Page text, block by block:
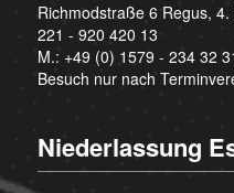
Richmodstraße 6 Regus,
221 - 920 420 13
M.: +49 (0) 1579 - 234 32
Besuch nur nach
Niederlassung